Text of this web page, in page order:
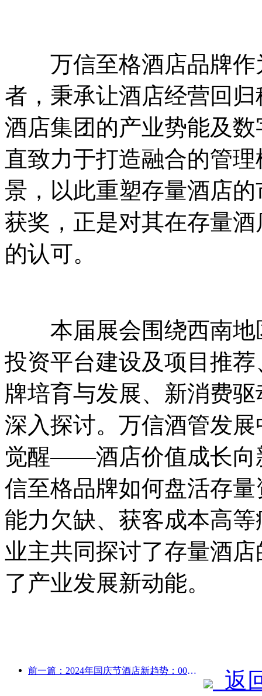
万信至格酒店品牌作
者，秉承让酒店经营回
酒店集团的产业势能及
直致力于打造融合的管
景，以此重塑存量酒店
获奖，正是对其在存量
的认可。
本届展会围绕西南地
投资平台建设及项目推
牌培育与发展、新消费
深入探讨。万信酒管发
觉醒——酒店价值成长向
信至格品牌如何盘活存
能力欠缺、获客成本高
业主共同探讨了存量酒
了产业发展新动能。
前一篇：2024年国庆节酒店新趋势：00后穿汉服住“国宾馆”喝茶学书法 彰显文化自信
返